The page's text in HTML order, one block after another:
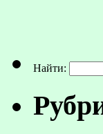
Найти: